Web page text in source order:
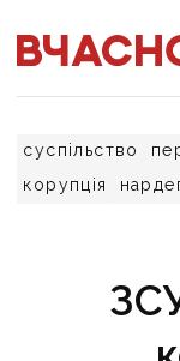
суспільство
корупція